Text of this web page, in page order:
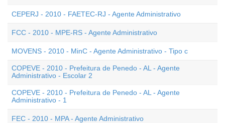
CEPERJ - 2010 - FAETEC-RJ - Agente Administrativo
FCC - 2010 - MPE-RS - Agente Administrativo
MOVENS - 2010 - MinC - Agente Administrativo - Tipo c
COPEVE - 2010 - Prefeitura de Penedo - AL - Agente
Administrativo - Escolar 2
COPEVE - 2010 - Prefeitura de Penedo - AL - Agente
Administrativo - 1
FEC - 2010 - MPA - Agente Administrativo